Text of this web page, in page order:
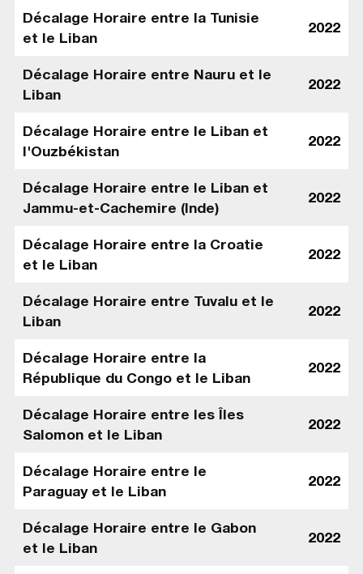
Décalage Horaire entre la Tunisie
et le Liban
2022
Décalage Horaire entre Nauru et le
Liban
2022
Décalage Horaire entre le Liban et
l'Ouzbékistan
2022
Décalage Horaire entre le Liban et
Jammu-et-Cachemire (Inde)
2022
Décalage Horaire entre la Croatie
et le Liban
2022
Décalage Horaire entre Tuvalu et le
Liban
2022
Décalage Horaire entre la
République du Congo et le Liban
2022
Décalage Horaire entre les Îles
Salomon et le Liban
2022
Décalage Horaire entre le
Paraguay et le Liban
2022
Décalage Horaire entre le Gabon
et le Liban
2022